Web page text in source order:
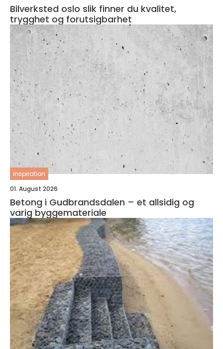
Bilverksted oslo slik finner du kvalitet,
trygghet og forutsigbarhet
inspiration
01. August 2026
Betong i Gudbrandsdalen – et allsidig og
varig byggemateriale